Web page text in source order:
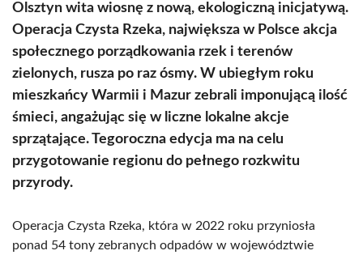
Olsztyn wita wiosnę z nową, ekologiczną inicjatywą.
Operacja Czysta Rzeka, największa w Polsce akcja
społecznego porządkowania rzek i terenów
zielonych, rusza po raz ósmy. W ubiegłym roku
mieszkańcy Warmii i Mazur zebrali imponującą ilość
śmieci, angażując się w liczne lokalne akcje
sprzątające. Tegoroczna edycja ma na celu
przygotowanie regionu do pełnego rozkwitu
przyrody.
Operacja Czysta Rzeka, która w 2022 roku przyniosła
ponad 54 tony zebranych odpadów w województwie